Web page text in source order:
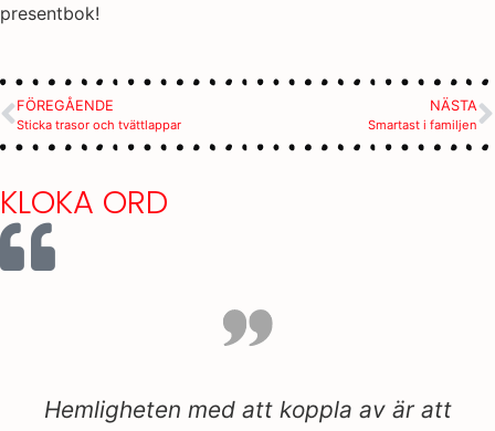
presentbok!
FÖREGÅENDE
Sticka trasor och tvättlappar
NÄSTA
Smartast i familjen
KLOKA ORD
att
Släpp loss kreativiteten och ha